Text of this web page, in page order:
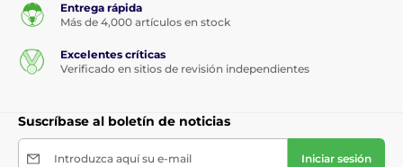
Entrega rápida
Más de 4,000 artículos en stock
Excelentes críticas
Verificado en sitios de revisión independientes
Suscríbase al boletín de noticias
Introduzca aquí su e-mail Iniciar sesión